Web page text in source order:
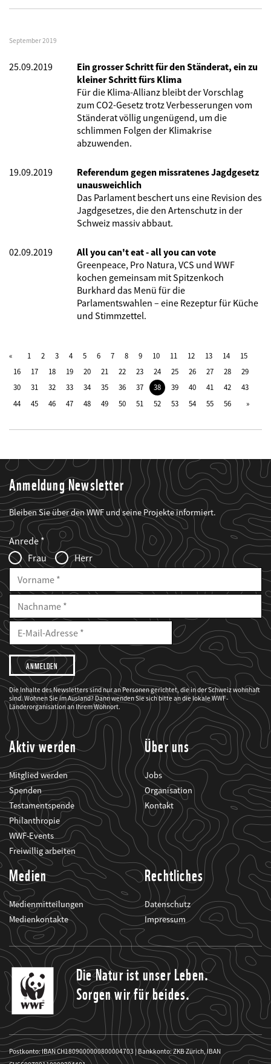
September 2019
25.09.2019
Ein grosser Schritt für den Ständerat, ein zu
kleiner Schritt fürs Klima
Für die Klima-Allianz bleibt der Vorschlag
zum CO2-Gesetz trotz Verbesserungen vom
Ständerat völlig ungenügend, um die
schlimmen Folgen der Klimakrise
abzuwenden.
19.09.2019
Referendum gegen missratenes Jagdgesetz
unausweichlich
Das Parlament beschert uns eine Revision des
Jagdgesetzes, die den Artenschutz in der
Schweiz massiv abbaut.
02.09.2019
All you can't eat - all you can vote
Greenpeace, Pro Natura, VCS und WWF
kochen gemeinsam mit Spitzenkoch
Burkhard das Menü für die
Parlamentswahlen – eine Rezeptur für Küche
und Stimmzettel.
1 2 3 4 5 6 7 8 9 10 11 12 13 14
15
16
17 18 19 20 21 22 23 24 25 26 27 28
29
30
31 32 33 34 35 36 37 38 39 40 41 42
43
44
45 46 47 48 49 50 51 52 53 54 55 56
Anmeldung Newsletter
Bleiben Sie über den WWF und seine Projekte informiert.
Web2Case
Infofelder
Fieldset
anrede_name
Anrede
Frau
Herr
Vorname
Nachname
E-
Mailadresse
E-
Adresse
Ich
möchte,
dass
der
WWF
mich
über
seine
Projekte
informiert.
Die Inhalte des Newsletters sind nur an Personen gerichtet, die in der Schweiz wohnhaft
sind. Wohnen Sie im Ausland? Dann wenden Sie sich bitte an die lokale WWF-
Länderorganisation an Ihrem Wohnort.
Aktiv werden
Mitglied werden
Spenden
Testamentspende
Philanthropie
WWF-Events
Freiwillig arbeiten
Über uns
Jobs
Organisation
Kontakt
Medien
Medienmitteilungen
Medienkontakte
Rechtliches
Datenschutz
Impressum
Die Natur ist unser Leben.
Sorgen wir für beides.
Postkonto: IBAN CH1809000000800004703 | Bankkonto: ZKB Zürich, IBAN